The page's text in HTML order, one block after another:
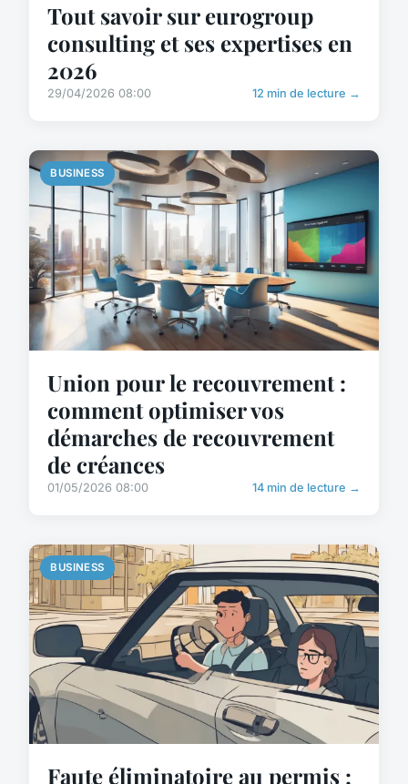
Tout savoir sur eurogroup
consulting et ses expertises en
2026
29/04/2026 08:00 12 min de lecture →
BUSINESS
Union pour le recouvrement :
comment optimiser vos
démarches de recouvrement
de créances
01/05/2026 08:00 14 min de lecture →
BUSINESS
Faute éliminatoire au permis :